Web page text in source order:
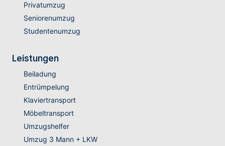
Privatumzug
Seniorenumzug
Studentenumzug
Leistungen
Beiladung
Entrümpelung
Klaviertransport
Möbeltransport
Umzugshelfer
Umzug 3 Mann + LKW